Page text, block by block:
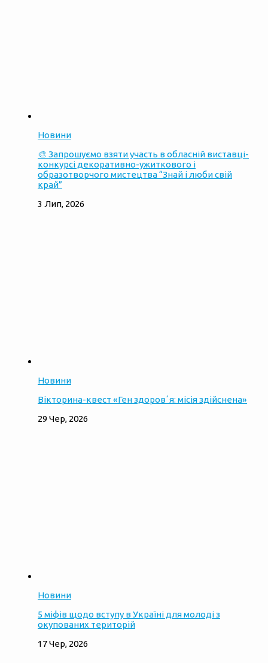
Новини
🎨 Запрошуємо взяти участь в обласній виставці-
конкурсі декоративно-ужиткового і
образотворчого мистецтва “Знай і люби свій
край”
3 Лип, 2026
Новини
Вікторина-квест «Ген здоровʼя: місія здійснена»
29 Чер, 2026
Новини
5 міфів щодо вступу в Україні для молоді з
окупованих територій
17 Чер, 2026